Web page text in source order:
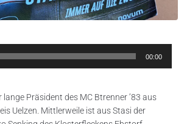
00:00
Präsident des MC Btrenner ’83 aus
Uelzen. Mittlerweile ist aus Stasi der